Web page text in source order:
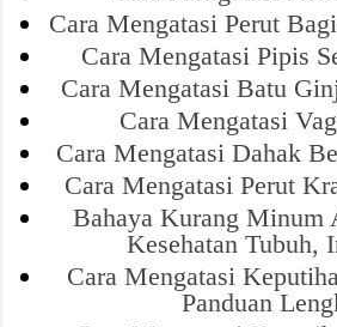
Cara Mengatasi Perut
Cara Mengatasi Pipis
Cara Mengatasi Batu
Cara Mengatasi
Cara Mengatasi Dahak
Cara Mengatasi Perut
Bahaya Kurang Minum
Kesehatan
Cara Mengatasi
Panduan